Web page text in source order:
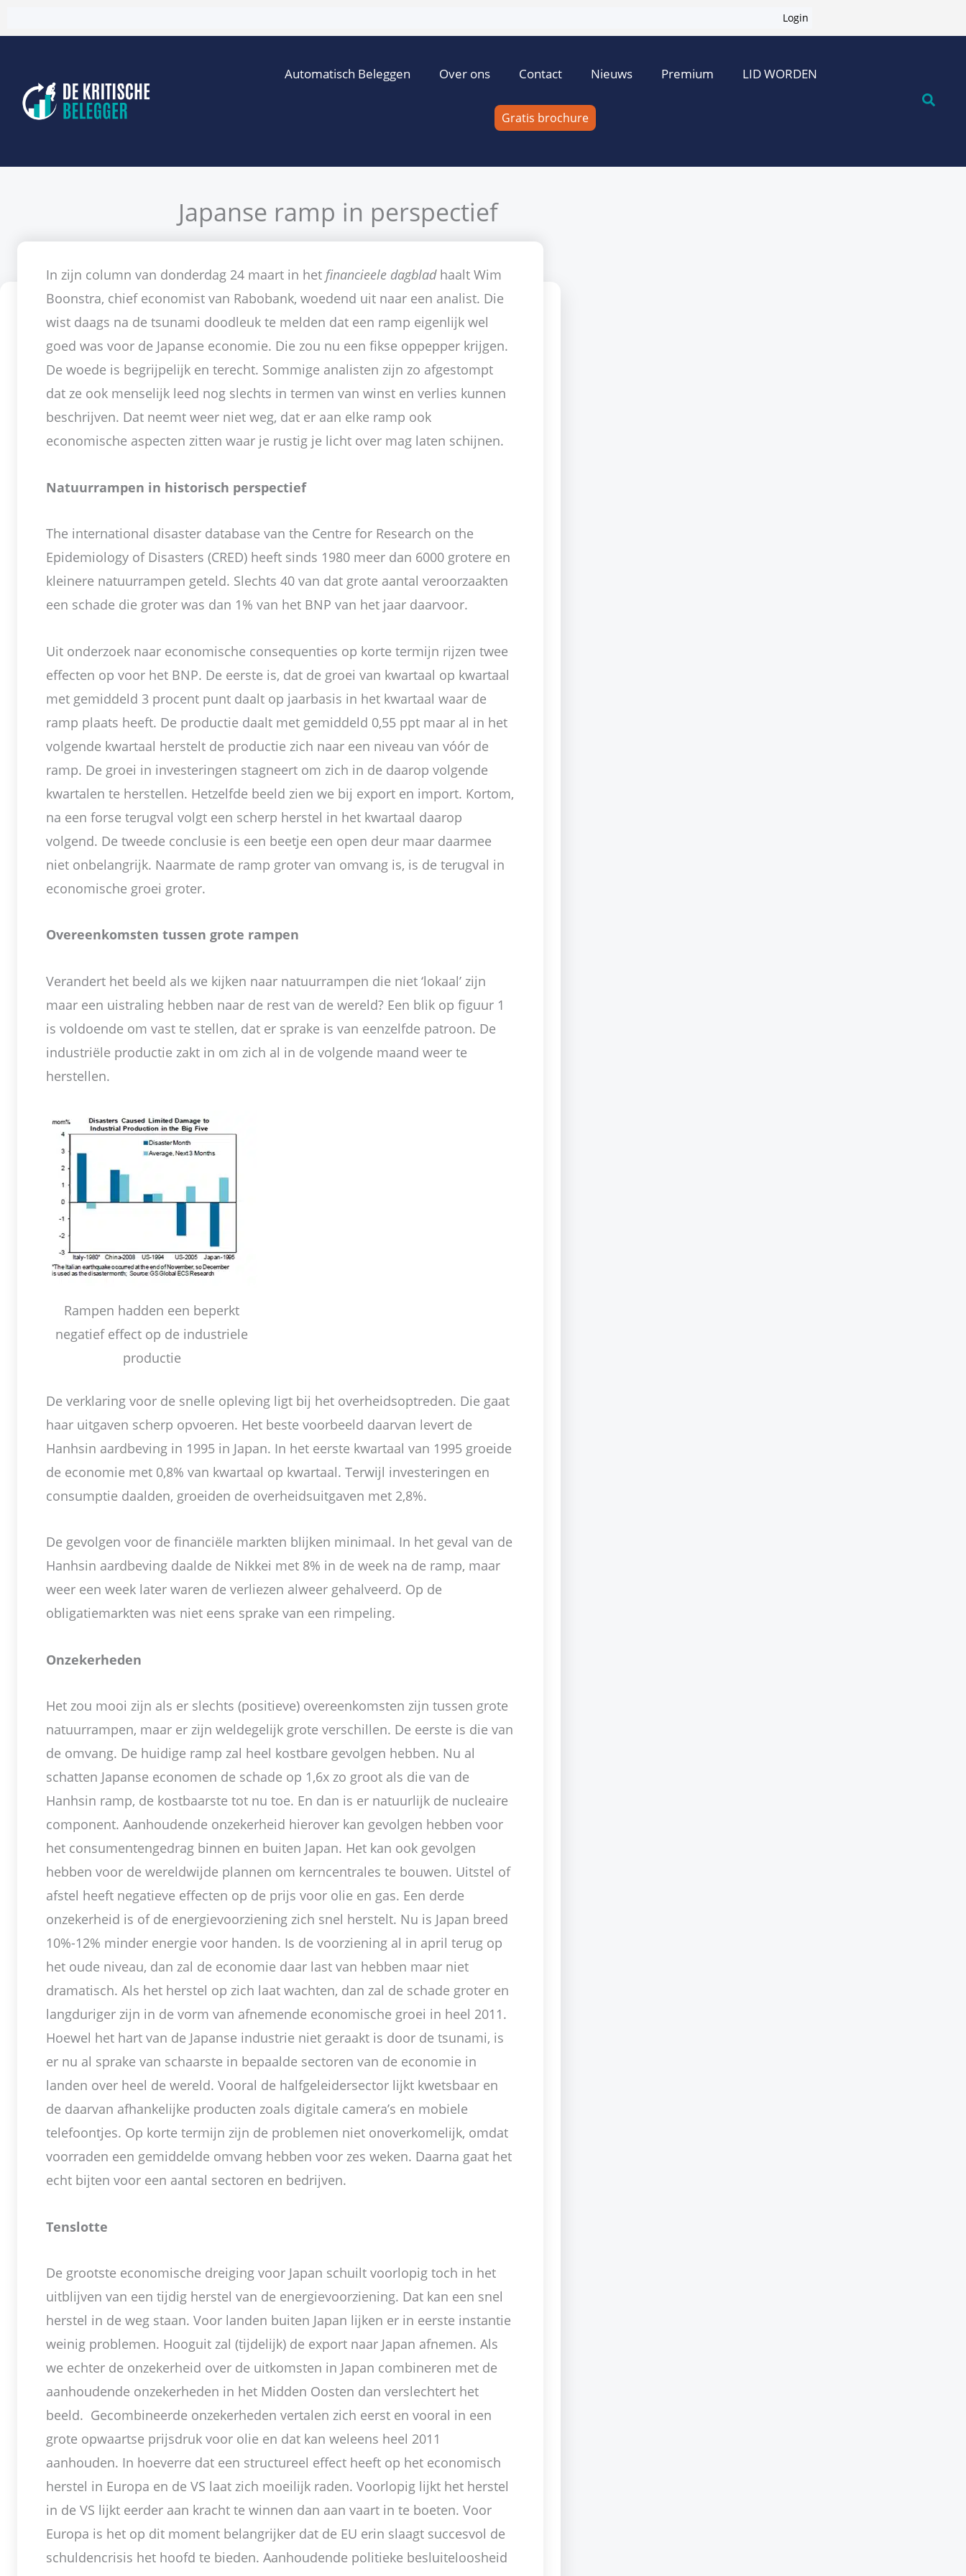
naar
inhoud
Login
Automatisch Beleggen Over ons Contact Nieuws Premium LID WORDEN
Gratis brochure
Japanse ramp in perspectief
In zijn column van donderdag 24 maart in het financieele dagbladhaalt Wim
Boonstra, chief economist van Rabobank, woedend uit naar een analist. Die
wist daags na de tsunami doodleuk te melden dat een ramp eigenlijk wel
goed was voor de Japanse economie. Die zou nu een fikse oppepper krijgen.
De woede is begrijpelijk en terecht. Sommige analisten zijn zo afgestompt
dat ze ook menselijk leed nog slechts in termen van winst en verlies kunnen
beschrijven. Dat neemt weer niet weg, dat er aan elke ramp ook
economische aspecten zitten waar je rustig je licht over mag laten schijnen.
Natuurrampen in historisch perspectief
The international disaster database van the Centre for Research on the
Epidemiology of Disasters (CRED) heeft sinds 1980 meer dan 6000 grotere en
kleinere natuurrampen geteld. Slechts 40 van dat grote aantal veroorzaakten
een schade die groter was dan 1% van het BNP van het jaar daarvoor.
Uit onderzoek naar economische consequenties op korte termijn rijzen twee
effecten op voor het BNP. De eerste is, dat de groei van kwartaal op kwartaal
met gemiddeld 3 procent punt daalt op jaarbasis in het kwartaal waar de
ramp plaats heeft. De productie daalt met gemiddeld 0,55 ppt maar al in het
volgende kwartaal herstelt de productie zich naar een niveau van vóór de
ramp. De groei in investeringen stagneert om zich in de daarop volgende
kwartalen te herstellen. Hetzelfde beeld zien we bij export en import. Kortom,
na een forse terugval volgt een scherp herstel in het kwartaal daarop
volgend. De tweede conclusie is een beetje een open deur maar daarmee
niet onbelangrijk. Naarmate de ramp groter van omvang is, is de terugval in
economische groei groter.
Overeenkomsten tussen grote rampen
Verandert het beeld als we kijken naar natuurrampen die niet ‘lokaal’ zijn
maar een uistraling hebben naar de rest van de wereld? Een blik op figuur 1
is voldoende om vast te stellen, dat er sprake is van eenzelfde patroon. De
industriële productie zakt in om zich al in de volgende maand weer te
herstellen.
Rampen hadden een beperkt
negatief effect op de industriele
productie
De verklaring voor de snelle opleving ligt bij het overheidsoptreden. Die gaat
haar uitgaven scherp opvoeren. Het beste voorbeeld daarvan levert de
Hanhsin aardbeving in 1995 in Japan. In het eerste kwartaal van 1995 groeide
de economie met 0,8% van kwartaal op kwartaal. Terwijl investeringen en
consumptie daalden, groeiden de overheidsuitgaven met 2,8%.
De gevolgen voor de financiële markten blijken minimaal. In het geval van de
Hanhsin aardbeving daalde de Nikkei met 8% in de week na de ramp, maar
weer een week later waren de verliezen alweer gehalveerd. Op de
obligatiemarkten was niet eens sprake van een rimpeling.
Onzekerheden
Het zou mooi zijn als er slechts (positieve) overeenkomsten zijn tussen grote
natuurrampen, maar er zijn weldegelijk grote verschillen. De eerste is die van
de omvang. De huidige ramp zal heel kostbare gevolgen hebben. Nu al
schatten Japanse economen de schade op 1,6x zo groot als die van de
Hanhsin ramp, de kostbaarste tot nu toe. En dan is er natuurlijk de nucleaire
component. Aanhoudende onzekerheid hierover kan gevolgen hebben voor
het consumentengedrag binnen en buiten Japan. Het kan ook gevolgen
hebben voor de wereldwijde plannen om kerncentrales te bouwen. Uitstel of
afstel heeft negatieve effecten op de prijs voor olie en gas. Een derde
onzekerheid is of de energievoorziening zich snel herstelt. Nu is Japan breed
10%-12% minder energie voor handen. Is de voorziening al in april terug op
het oude niveau, dan zal de economie daar last van hebben maar niet
dramatisch. Als het herstel op zich laat wachten, dan zal de schade groter en
langduriger zijn in de vorm van afnemende economische groei in heel 2011.
Hoewel het hart van de Japanse industrie niet geraakt is door de tsunami, is
er nu al sprake van schaarste in bepaalde sectoren van de economie in
landen over heel de wereld. Vooral de halfgeleidersector lijkt kwetsbaar en
de daarvan afhankelijke producten zoals digitale camera’s en mobiele
telefoontjes. Op korte termijn zijn de problemen niet onoverkomelijk, omdat
voorraden een gemiddelde omvang hebben voor zes weken. Daarna gaat het
echt bijten voor een aantal sectoren en bedrijven.
Tenslotte
De grootste economische dreiging voor Japan schuilt voorlopig toch in het
uitblijven van een tijdig herstel van de energievoorziening. Dat kan een snel
herstel in de weg staan. Voor landen buiten Japan lijken er in eerste instantie
weinig problemen. Hooguit zal (tijdelijk) de export naar Japan afnemen. Als
we echter de onzekerheid over de uitkomsten in Japan combineren met de
aanhoudende onzekerheden in het Midden Oosten dan verslechtert het
beeld. Gecombineerde onzekerheden vertalen zich eerst en vooral in een
grote opwaartse prijsdruk voor olie en dat kan weleens heel 2011
aanhouden. In hoeverre dat een structureel effect heeft op het economisch
herstel in Europa en de VS laat zich moeilijk raden. Voorlopig lijkt het herstel
in de VS lijkt eerder aan kracht te winnen dan aan vaart in te boeten. Voor
Europa is het op dit moment belangrijker dat de EU erin slaagt succesvol de
schuldencrisis het hoofd te bieden. Aanhoudende politieke besluiteloosheid